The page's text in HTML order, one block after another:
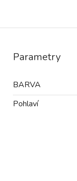
Parametry
BARVA
Pohlaví